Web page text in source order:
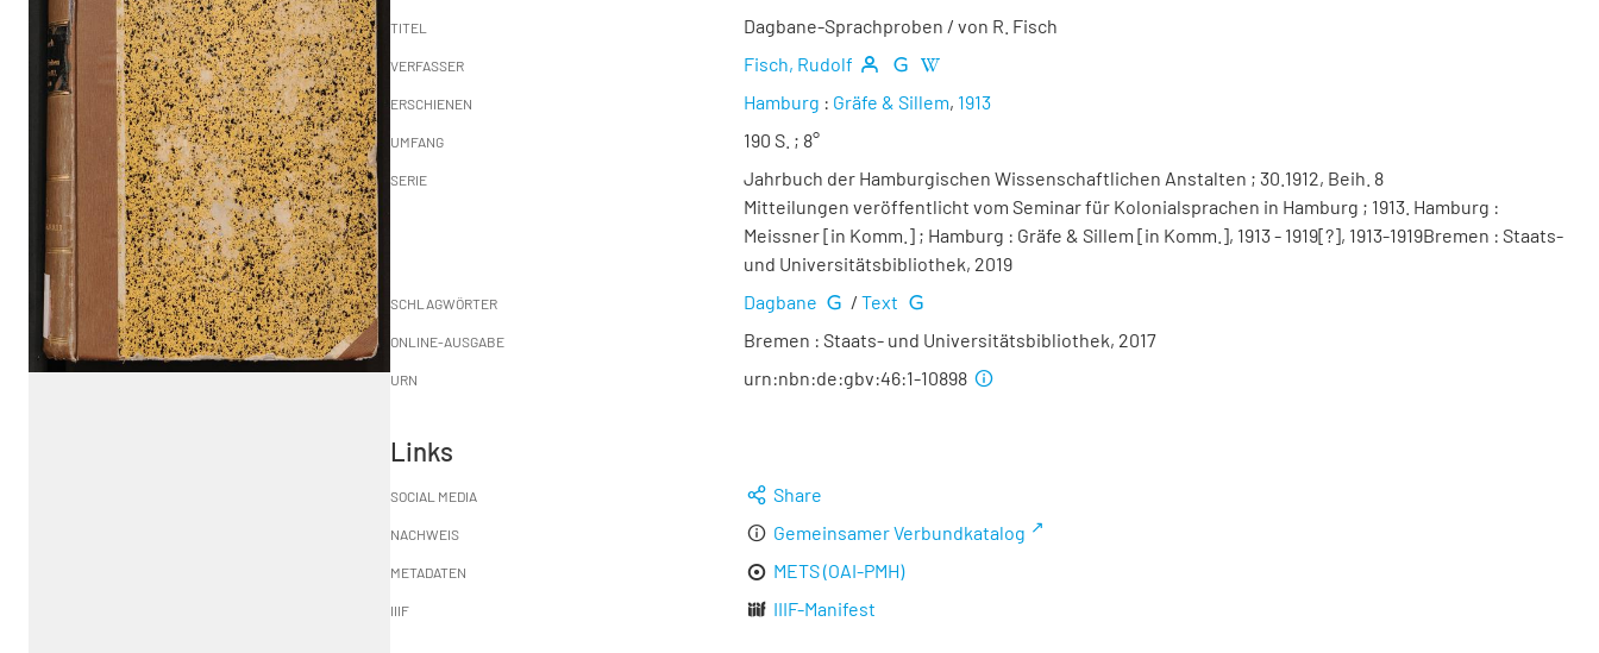
TITEL Dagbane-Sprachproben / von R. Fisch
VERFASSER Fisch, Rudolf
ERSCHIENEN Hamburg : Gräfe & Sillem, 1913
UMFANG 190 S. ; 8°
SERIE
Jahrbuch der Hamburgischen Wissenschaftlichen Anstalten ; 30.1912, Beih. 8
Mitteilungen veröffentlicht vom Seminar für Kolonialsprachen in Hamburg ; 1913. Hamburg :
Meissner [in Komm.] ; Hamburg : Gräfe & Sillem [in Komm.], 1913 - 1919[?], 1913-1919Bremen : Staats-
und Universitätsbibliothek, 2019
SCHLAGWÖRTER Dagbane / Text
ONLINE-AUSGABE Bremen : Staats- und Universitätsbibliothek, 2017
URN urn:nbn:de:gbv:46:1-10898
Links
SOCIAL MEDIA Share
NACHWEIS Gemeinsamer Verbundkatalog
METADATEN METS (OAI-PMH)
IIIF IIIF-Manifest